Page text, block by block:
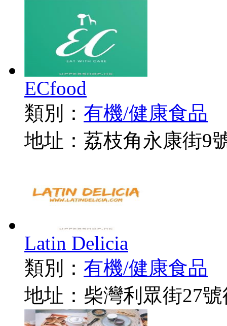
ECfood
類別： 有機/健康食品
地址：荔枝角永康街9
Latin Delicia
類別： 有機/健康食品
地址：柴灣利眾街27